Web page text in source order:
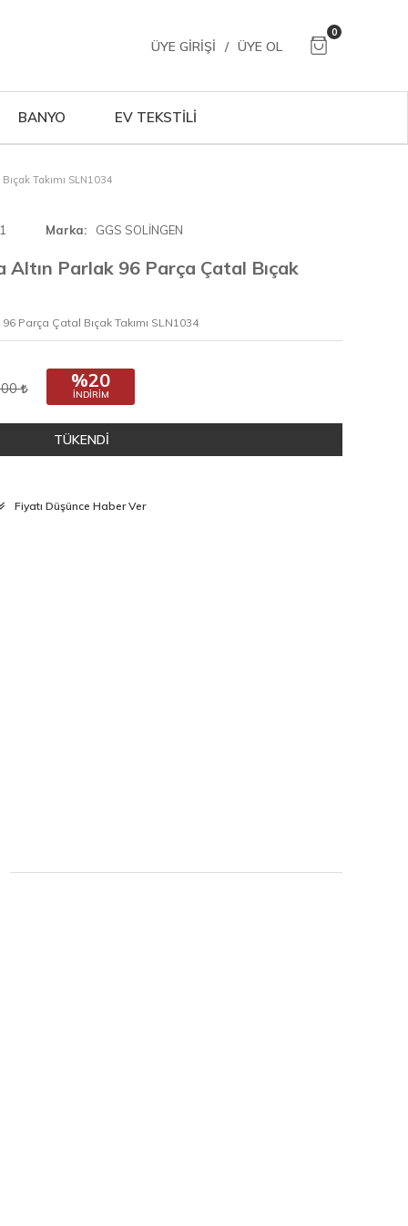
ÜYE GIRIŞI / ÜYE OL
0
BANYO EV TEKSTİLİ
Takımı SLN1034
Marka GGS SOLİNGEN
Altın Parlak 96 Parça Çatal Bıçak
Parça Çatal Bıçak Takımı SLN1034
%20
İNDIRIM
TÜKENDİ
Fiyatı Düşünce Haber Ver